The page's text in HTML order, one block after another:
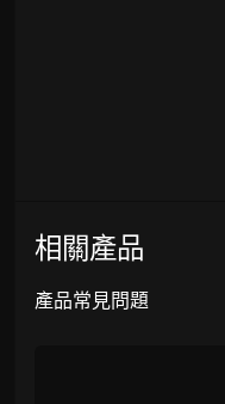
相關產品
產品常見問題